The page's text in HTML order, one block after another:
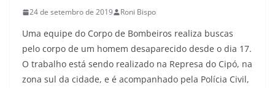
24 de setembro de 2019 Roni Bispo
Uma equipe do Corpo de Bombeiros realiza buscas
pelo corpo de um homem desaparecido desde o dia 17.
O trabalho está sendo realizado na Represa do Cipó, na
zona sul da cidade, e é acompanhado pela Polícia Civil,